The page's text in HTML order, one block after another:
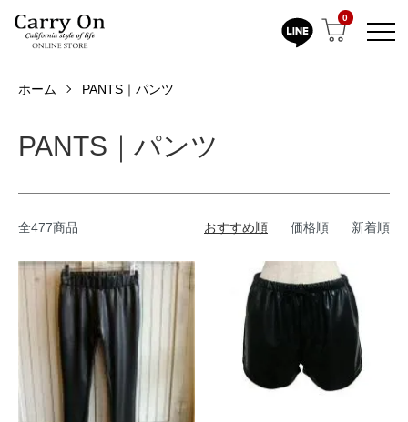
0
ホーム PANTS｜パンツ
PANTS｜パンツ
全477商品 おすすめ順 価格順 新着順